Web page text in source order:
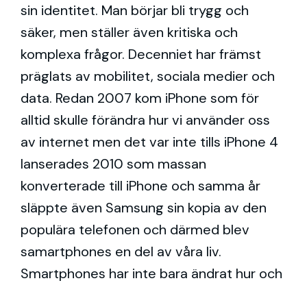
sin identitet. Man börjar bli trygg och
säker, men ställer även kritiska och
komplexa frågor. Decenniet har främst
präglats av mobilitet, sociala medier och
data. Redan 2007 kom iPhone som för
alltid skulle förändra hur vi använder oss
av internet men det var inte tills iPhone 4
lanserades 2010 som massan
konverterade till iPhone och samma år
släppte även Samsung sin kopia av den
populära telefonen och därmed blev
samartphones en del av våra liv.
Smartphones har inte bara ändrat hur och